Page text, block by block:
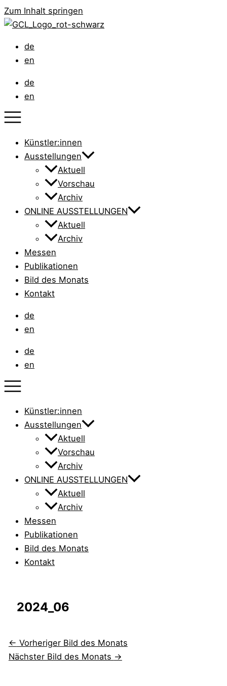
Zum Inhalt springen
de
en
de
en
Künstler:innen
Ausstellungen
Aktuell
Vorschau
Archiv
ONLINE AUSSTELLUNGEN
Aktuell
Archiv
Messen
Publikationen
Bild des Monats
Kontakt
de
en
de
en
Künstler:innen
Ausstellungen
Aktuell
Vorschau
Archiv
ONLINE AUSSTELLUNGEN
Aktuell
Archiv
Messen
Publikationen
Bild des Monats
Kontakt
2024_06
← Vorheriger Bild des Monats
Nächster Bild des Monats →